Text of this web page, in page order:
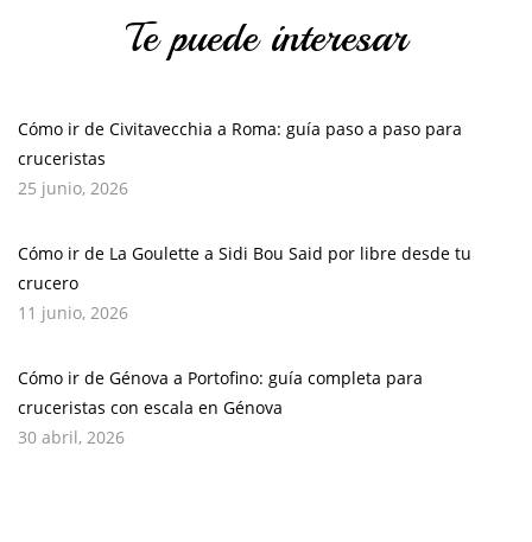
Te puede interesar
Cómo ir de Civitavecchia a Roma: guía paso a paso para
cruceristas
25 junio, 2026
Cómo ir de La Goulette a Sidi Bou Said por libre desde tu
crucero
11 junio, 2026
Cómo ir de Génova a Portofino: guía completa para
cruceristas con escala en Génova
30 abril, 2026